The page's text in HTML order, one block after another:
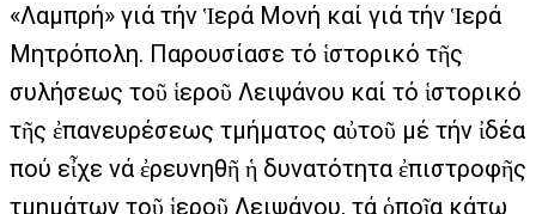
«Λαμπρή» γιά τήν Ἱερά Μονή καί γιά τήν Ἱερά
Μητρόπολη. Παρουσίασε τό ἱστορικό τῆς
συλήσεως τοῦ ἱεροῦ Λειψάνου καί τό ἱστορικό
τῆς ἐπανευρέσεως τμήματος αὐτοῦ μέ τήν ἰδέα
πού εἶχε νά ἐρευνηθῆ ἡ δυνατότητα ἐπιστροφῆς
τμημάτων τοῦ ἱεροῦ Λειψάνου, τά ὁποῖα κάτω